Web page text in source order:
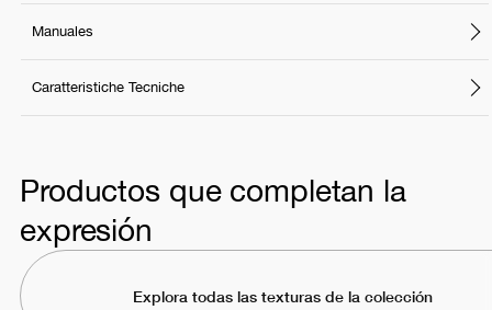
Manuales
Caratteristiche Tecniche
Productos que completan la
expresión
Explora todas las texturas de la colección